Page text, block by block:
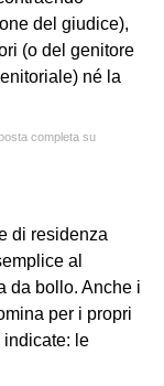
del giudice),
(o del genitore
né la
completa su
di residenza
al
da bollo. Anche i
per i propri
indicate: le